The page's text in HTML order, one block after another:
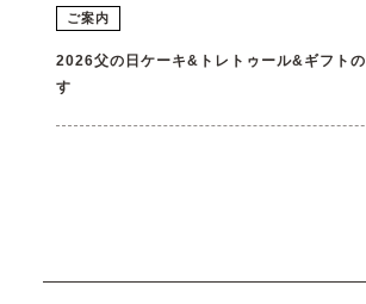
ご案内
2026父の日ケーキ&トレトゥール&ギフト
す